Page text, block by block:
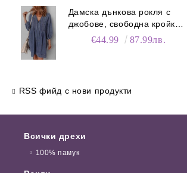
Дамска дънкова рокля с
джобове, свободна кройка и
V-образно деколте
€44.99 87.99лв.
RSS фийд с нови продукти
Всички дрехи
100% памук